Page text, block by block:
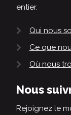
entier.
Qui nous
Ce que
Où nous
Nous
Rejoignez le